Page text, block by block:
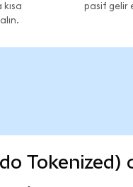
kısa
pasif gelir